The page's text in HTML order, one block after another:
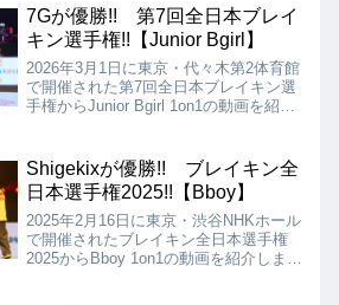
した!!
7Gが優勝!! 第7回全日本ブレイ
キン選手権!!【Junior Bgirl】
2026年3月1日に東京・代々木第2体育館
で開催された第7回全日本ブレイキン選
手権からJunior Bgirl 1on1の動画を紹介
Shigekixが優勝!! ブレイキン全
日本選手権2025!!【Bboy】
2025年2月16日に東京・渋谷NHKホール
で開催されたブレイキン全日本選手権
2025からBboy 1on1の動画を紹介しま